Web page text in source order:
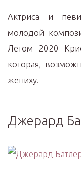
Актриса и
молодой
Летом 2020
которая,
жениху.
Джерард